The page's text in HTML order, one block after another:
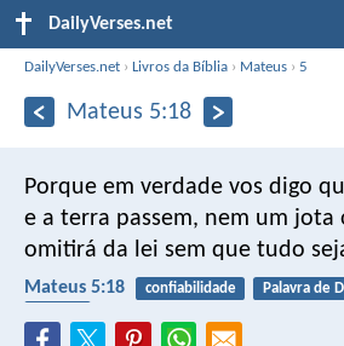
DailyVerses.net
DailyVerses.net ›Livros da Bíblia › Mateus ›5
Mateus 5:18
Porque em verdade vos digo
e a terra passem, nem um jota
omitirá da lei sem que tudo
Mateus 5:18 confiabilidade Palavra de